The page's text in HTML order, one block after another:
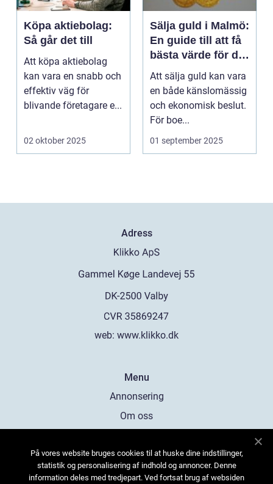
Köpa aktiebolag:
Så går det till
Att köpa aktiebolag
kan vara en snabb och
effektiv väg för
blivande företagare e...
02 oktober 2025
Sälja guld i Malmö:
En guide till att få
bästa värde för ditt
guld
Att sälja guld kan vara
en både känslomässig
och ekonomisk beslut.
För boe...
01 september 2025
Adress
web: www.klikko.dk
Menu
Annonsering
Om oss
Kontakta oss
Sitemap
På vores website bruges cookies til at huske dine indstillinger,
statistik og personalisering af indhold og annoncer. Denne
information deles med tredjepart. Ved fortsat brug af websiden